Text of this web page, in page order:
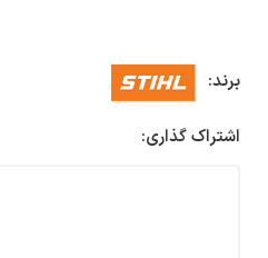
برند:
اشتراک گذاری: